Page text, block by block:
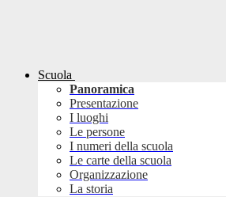
Scuola
Panoramica
Presentazione
I luoghi
Le persone
I numeri della scuola
Le carte della scuola
Organizzazione
La storia